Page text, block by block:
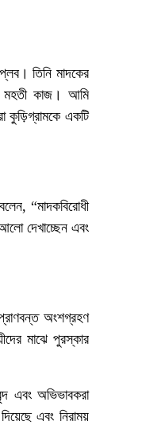
তিনি মাদকের
মহতী কাজ। আমি
কুড়িগ্রামকে একটি
“মাদকবিরোধী
দেখাচ্ছেন এবং
অংশগ্রহণ
মাঝে পুরস্কার
এবং অভিভাবকরা
এবং নিরাময়